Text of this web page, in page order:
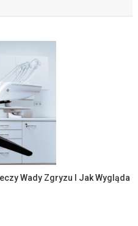
Wady Zgryzu I Jak Wygląda